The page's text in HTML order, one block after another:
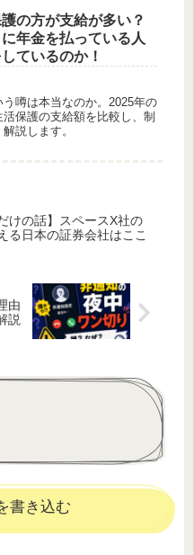
の方が支給が多い？
年金を払っている人
ているのか！
噂は本当なのか。2025年の
保護の支給額を比較し、制
説します。
けの話】スペースX社の
る日本の証券会社はここ
由
説
書き込む